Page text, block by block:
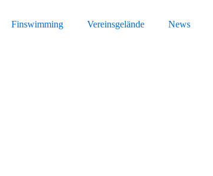
Finswimming Vereinsgelände News